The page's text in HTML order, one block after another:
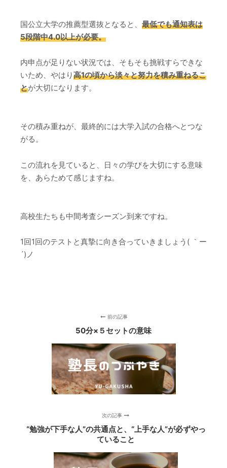
国公立大学の推薦型選抜となると、 最低でも通知表は
5段階中4.0以上が必要。
内申点が足りない状況では、そもそも挑戦すらできな
いため、やはり高1の頃から淡々と努力を積み重ねるこ
とが大切になります。
その積み重ねが、最終的には大学入試の合格へとつな
がる。
この流れを見ていると、日々の学びを大切にする意味
を、あらためて感じますね。
高校生たちも中間考査シーズン到来ですね。
1回1回のテストと真摯に向き合っていきましょう( ｀ー
´)ノ
前の記事
50分×５セットの意味
次の記事
“勉強が下手な人”の共通点と、“上手な人”が必ずやっ
ていること